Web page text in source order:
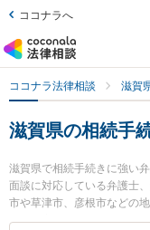
ココナラへ
ココナラ法律相談 滋賀
滋賀県の相続手
滋賀県で相続手続きに強い
面談に対応している弁護士
市や草津市、彦根市などの
係する家族間の相続トラブ